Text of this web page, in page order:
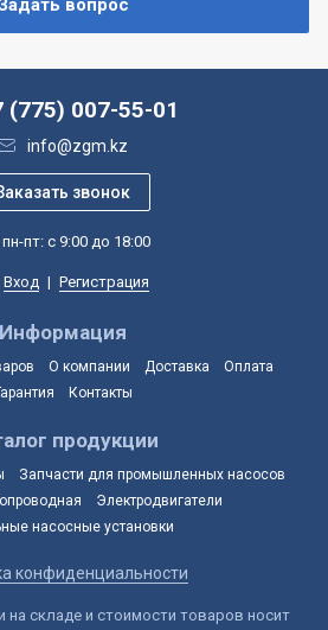
(775) 007-55-01
info@zgm.kz
пн-пт: с 9:00 до 18:00
Вход | Регистрация
Информация
О компании Доставка
Оплата
Контакты
продукции
Запчасти для промышленных насосов
Электродвигатели
насосные установки
конфиденциальности
на складе и стоимости товаров носит